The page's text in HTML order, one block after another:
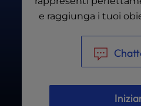
e raggiunga i tuoi